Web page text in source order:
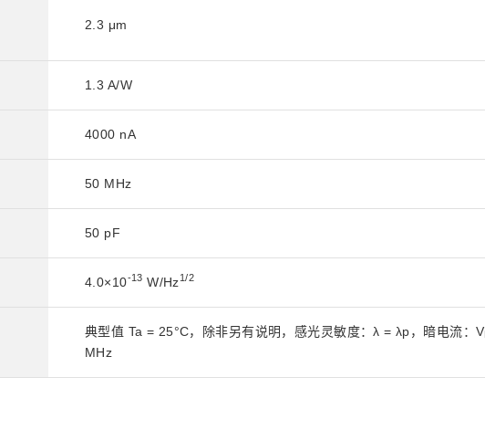
2.3 μm
1.3 A/W
4000 nA
50 MHz
50 pF
4.0×10-13 W/Hz1/2
典型值 Ta = 25°C，除非另有说明，感光灵敏度：λ = λp，暗电流：V
MHz